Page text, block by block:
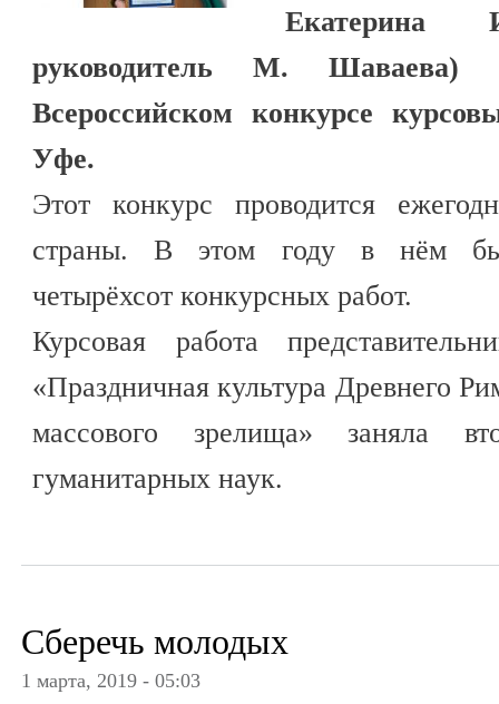
Екатерина
руководитель М. Шаваева)
Всероссийском конкурсе
Уфе.
Этот конкурс проводится
страны. В этом году в нём
четырёхсот конкурсных работ.
Курсовая работа
«Праздничная культура Древнего
массового зрелища» заняла
гуманитарных наук.
Сберечь молодых
1 марта, 2019 - 05:03